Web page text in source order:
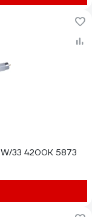
33 4200K 5873